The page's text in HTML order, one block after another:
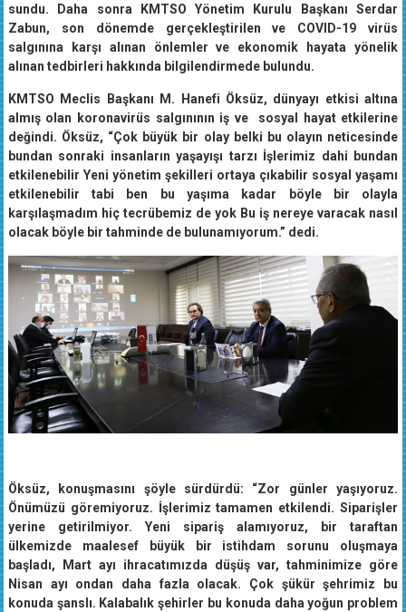
sundu. Daha sonra KMTSO Yönetim Kurulu Başkanı Serdar
Zabun, son dönemde gerçekleştirilen ve COVID-19 virüs
salgınına karşı alınan önlemler ve ekonomik hayata yönelik
alınan tedbirleri hakkında bilgilendirmede bulundu.
KMTSO Meclis Başkanı M. Hanefi Öksüz, dünyayı etkisi altına
almış olan koronavirüs salgınının iş ve sosyal hayat etkilerine
değindi. Öksüz, “Çok büyük bir olay belki bu olayın neticesinde
bundan sonraki insanların yaşayışı tarzı İşlerimiz dahi bundan
etkilenebilir Yeni yönetim şekilleri ortaya çıkabilir sosyal yaşamı
etkilenebilir tabi ben bu yaşıma kadar böyle bir olayla
karşılaşmadım hiç tecrübemiz de yok Bu iş nereye varacak nasıl
olacak böyle bir tahminde de bulunamıyorum.” dedi.
Öksüz, konuşmasını şöyle sürdürdü: “Zor günler yaşıyoruz.
Önümüzü göremiyoruz. İşlerimiz tamamen etkilendi. Siparişler
yerine getirilmiyor. Yeni sipariş alamıyoruz, bir taraftan
ülkemizde maalesef büyük bir istihdam sorunu oluşmaya
başladı, Mart ayı ihracatımızda düşüş var, tahminimize göre
Nisan ayı ondan daha fazla olacak. Çok şükür şehrimiz bu
konuda şanslı. Kalabalık şehirler bu konuda daha yoğun problem